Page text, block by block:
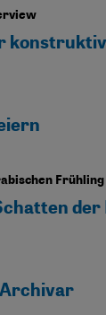
Frühling
der
Archivar